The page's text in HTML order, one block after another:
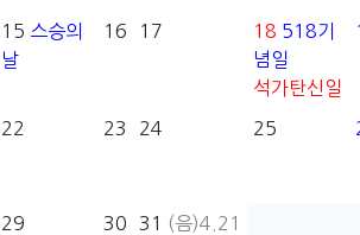
15 스승의
날
16 17 18 518기
념일
석가탄신일
22 23 24 25
29 30 31 (음)4.21